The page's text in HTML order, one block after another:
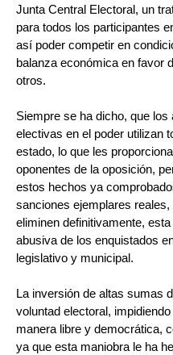
Junta Central Electoral, un
para todos los participantes
así poder competir en
balanza económica en favor
otros.
Siempre se ha dicho, que
electivas en el poder utilizan
estado, lo que les
oponentes de la oposición,
estos hechos ya
sanciones ejemplares reales,
eliminen definitivamente,
abusiva de los enquistados
legislativo y municipal.
La inversión de altas sumas
voluntad electoral,
manera libre y democrática,
ya que esta maniobra le ha